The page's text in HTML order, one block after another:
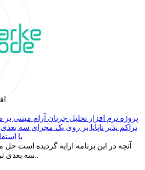
پروژه نرم افزار تحلیل جریان آرام مبتنی
تراکم پذیر ناپایا بر روی یک مجرای سه
با
آنچه در این برنامه ارایه گردیده است
سه بعدی تراکم‌پذیر ناپایا با استفاد..